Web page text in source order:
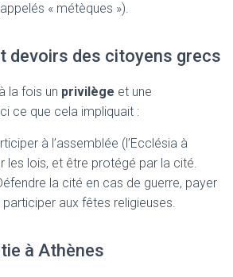
« métèques »).
devoirs des citoyens grecs
la fois un privilège et une
ce que cela impliquait :
à l’assemblée (l’Ecclésia à
les lois, et être protégé par la cité.
la cité en cas de guerre, payer
aux fêtes religieuses.
à Athènes